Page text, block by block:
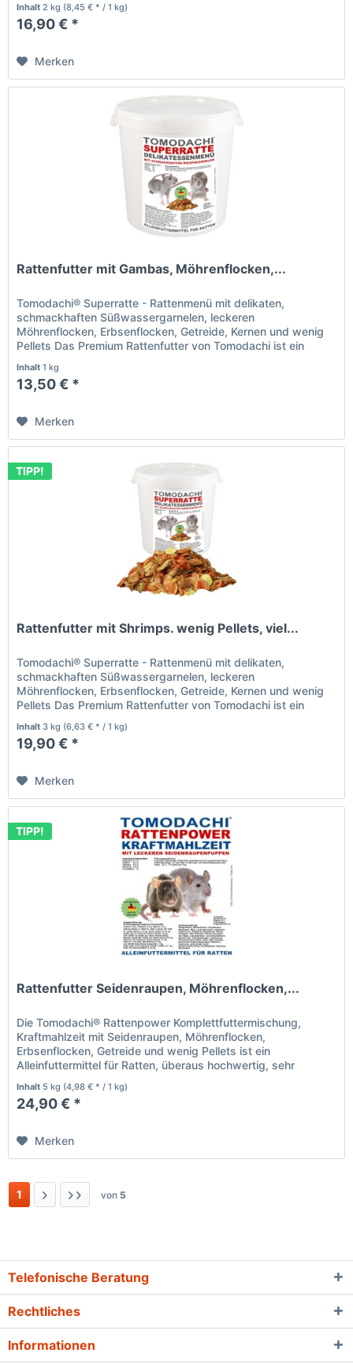
Inhalt2 kg (8,45 € * / 1 kg)
16,90 € *
Merken
Rattenfutter mit Gambas, Möhrenflocken,...
Tomodachi® Superratte - Rattenmenü mit delikaten,
schmackhaften Süßwassergarnelen, leckeren
Möhrenflocken, Erbsenflocken, Getreide, Kernen und wenig
Pellets Das Premium Rattenfutter von Tomodachi ist ein
Inhalt1 kg
13,50 € *
Merken
TIPP!
Rattenfutter mit Shrimps. wenig Pellets, viel...
Tomodachi® Superratte - Rattenmenü mit delikaten,
schmackhaften Süßwassergarnelen, leckeren
Möhrenflocken, Erbsenflocken, Getreide, Kernen und wenig
Pellets Das Premium Rattenfutter von Tomodachi ist ein
Inhalt 3 kg (6,63 € * / 1 kg)
19,90 € *
Merken
TIPP!
Rattenfutter Seidenraupen, Möhrenflocken,...
Die Tomodachi® Rattenpower Komplettfuttermischung,
Kraftmahlzeit mit Seidenraupen, Möhrenflocken,
Erbsenflocken, Getreide und wenig Pellets ist ein
Alleinfuttermittel für Ratten, überaus hochwertig, sehr
Inhalt 5 kg (4,98 € * / 1 kg)
24,90 € *
Merken
1 von 5
Telefonische Beratung
Rechtliches
Informationen